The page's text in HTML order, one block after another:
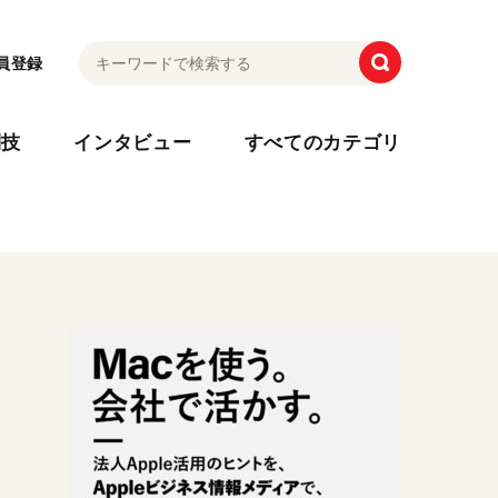
登録
インタビュー すべてのカテゴリ